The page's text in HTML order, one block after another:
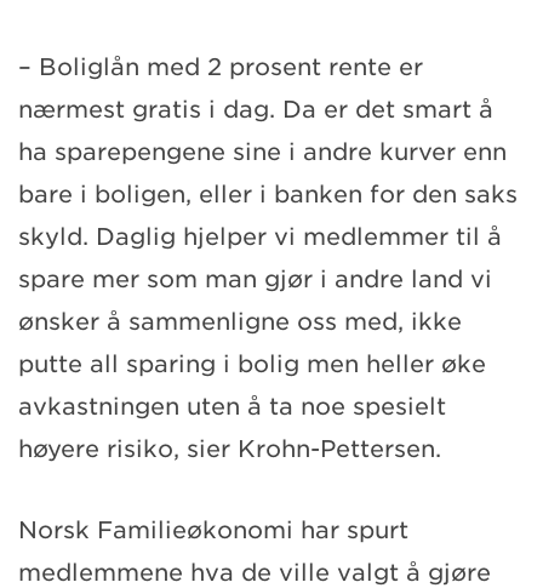
– Boliglån med 2 prosent rente er
nærmest gratis i dag. Da er det smart å
ha sparepengene sine i andre kurver enn
bare i boligen, eller i banken for den saks
skyld. Daglig hjelper vi medlemmer til å
spare mer som man gjør i andre land vi
ønsker å sammenligne oss med, ikke
putte all sparing i bolig men heller øke
avkastningen uten å ta noe spesielt
høyere risiko, sier Krohn-Pettersen.
Norsk Familieøkonomi har spurt
medlemmene hva de ville valgt å gjøre